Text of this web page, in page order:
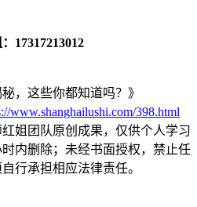
17317213012
，这些你都知道吗？》
www.shanghailushi.com/398.html
姐团队原创成果，仅供个人学习
内删除；未经书面授权，禁止任
行承担相应法律责任。